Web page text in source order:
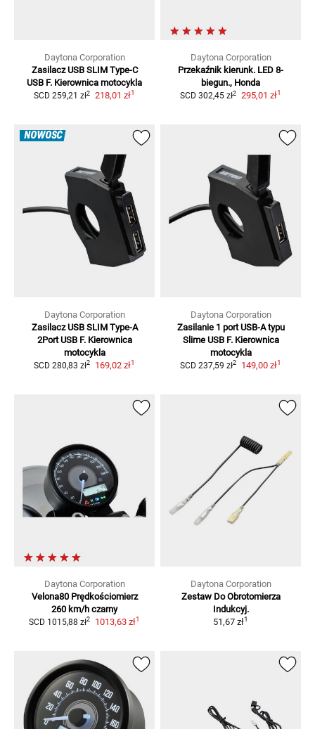
Daytona Corporation
Zasilacz USB SLIM Type-C
USB F. Kierownica motocykla
SCD 259,21 zł2 218,01 zł1
Daytona Corporation
Przekaźnik kierunk. LED 8-
biegun., Honda
SCD 302,45 zł2 295,01 zł1
NOWOŚĆ
Daytona Corporation
Zasilacz USB SLIM Type-A
2Port USB F. Kierownica
motocykla
SCD 280,83 zł2 169,02 zł1
Daytona Corporation
Zasilanie 1 port USB-A typu
Slime USB F. Kierownica
motocykla
SCD 237,59 zł2 149,00 zł1
Daytona Corporation
Velona80 Prędkościomierz
260 km/h czarny
SCD 1015,88 zł2 1013,63 zł1
Daytona Corporation
Zestaw Do Obrotomierza
Indukcyj.
51,67 zł1